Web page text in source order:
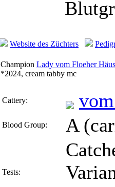
Website des Züchters
Champion Lady vom Floeher
*2024, cream tabby mc
Cattery:
Blood Group: A
Tests: